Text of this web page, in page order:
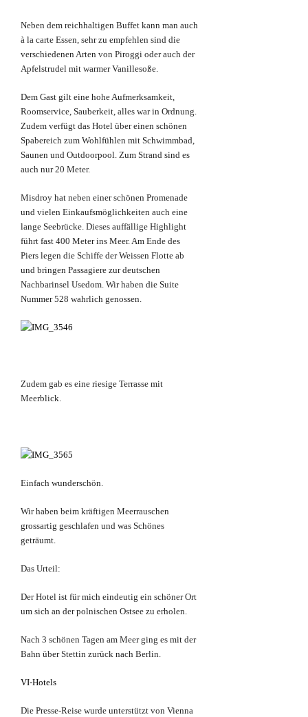
Neben dem reichhaltigen Buffet kann man auch
à la carte Essen, sehr zu empfehlen sind die
verschiedenen Arten von Piroggi oder auch der
Apfelstrudel mit warmer Vanillesoße.
Dem Gast gilt eine hohe Aufmerksamkeit,
Roomservice, Sauberkeit, alles war in Ordnung.
Zudem verfügt das Hotel über einen schönen
Spabereich zum Wohlfühlen mit Schwimmbad,
Saunen und Outdoorpool. Zum Strand sind es
auch nur 20 Meter.
Misdroy hat neben einer schönen Promenade
und vielen Einkaufsmöglichkeiten auch eine
lange Seebrücke. Dieses auffällige Highlight
führt fast 400 Meter ins Meer. Am Ende des
Piers legen die Schiffe der Weissen Flotte ab
und bringen Passagiere zur deutschen
Nachbarinsel Usedom. Wir haben die Suite
Nummer 528 wahrlich genossen.
Zudem gab es eine riesige Terrasse mit
Meerblick.
Einfach wunderschön.
Wir haben beim kräftigen Meerrauschen
grossartig geschlafen und was Schönes
geträumt.
Das Urteil:
Der Hotel ist für mich eindeutig ein schöner Ort
um sich an der polnischen Ostsee zu erholen.
Nach 3 schönen Tagen am Meer ging es mit der
Bahn über Stettin zurück nach Berlin.
VI-Hotels
Die Presse-Reise wurde unterstützt von Vienna